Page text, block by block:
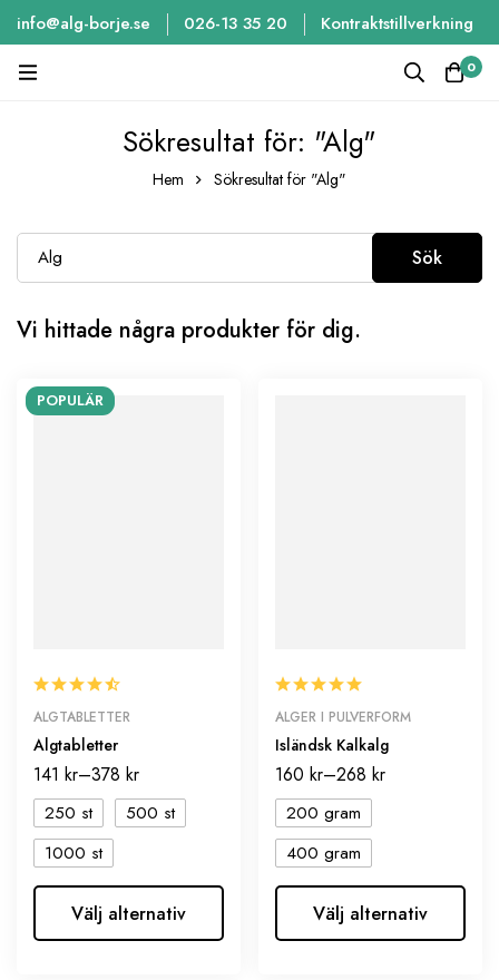
info@alg-borje.se 026-13 35 20 Kontraktstillverkning
0
Sökresultat för: "Alg"
Hem Sökresultat för "Alg"
Sök
Vi hittade några produkter för dig.
POPULÄR
ALGTABLETTER
Algtabletter
141 kr–378 kr
250 st
500 st
1000 st
Välj alternativ
ALGER I PULVERFORM
Isländsk Kalkalg
160 kr–268 kr
200 gram
400 gram
Välj alternativ